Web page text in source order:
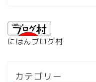
にほんブログ村
カテゴリー